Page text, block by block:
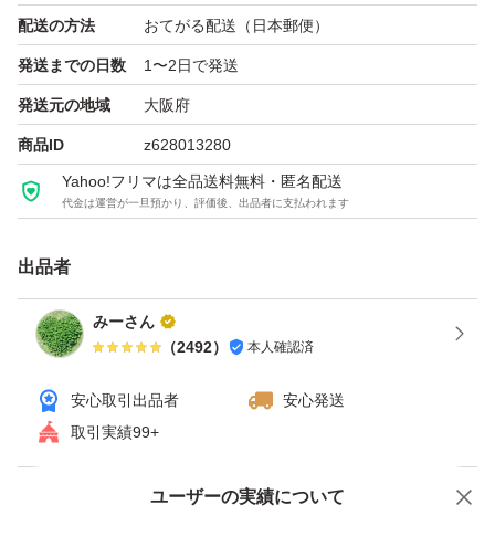
3個お買い上げ→200円引き
4個お買い上げ→300円引き
になります。
在庫が有れば、出品している商品での組み合わせは自由で
す。
は変更できませんので、ご注意下さい)
なお、仕事等でお返事遅くなるかも知れませんが、必ず返
信しますのでご安心下さいませ。
★迅速かつ丁寧なお取り引きを心掛けております。
配送の方法 おてがる配送（日本郵便）
発送までの日数 1〜2日で発送
発送元の地域 大阪府
商品ID z628013280
Yahoo!フリマは全品送料無料・匿名配送
代金は運営が一旦預かり、評価後、出品者に支払われます
出品者
みーさん
（2492） 本人確認済
安心取引出品者
安心発送
取引実績99+
ユーザーの実績について
価格の相談 商品への質問